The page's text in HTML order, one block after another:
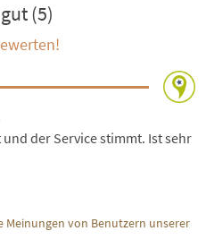
(5)
der Service stimmt. Ist sehr
Meinungen von Benutzern unserer